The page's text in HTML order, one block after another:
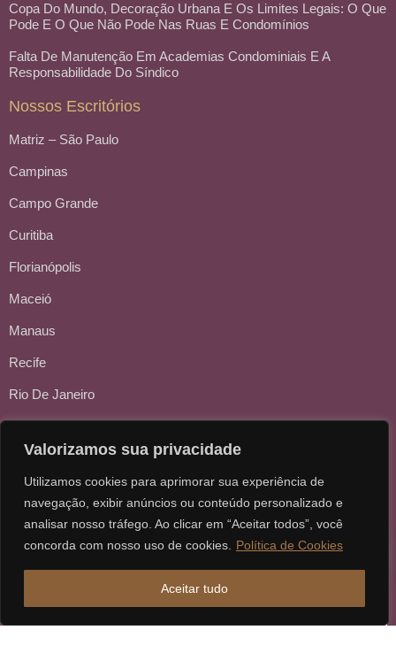
Valorizamos sua privacidade
Utilizamos cookies para aprimorar sua experiência de
navegação, exibir anúncios ou conteúdo personalizado e
analisar nosso tráfego. Ao clicar em “Aceitar todos”, você
concorda com nosso uso de cookies.
Política de Cookies
Aceitar tudo
Copa Do Mundo, Decoração Urbana E Os Limites Legais: O Que
Pode E O Que Não Pode Nas Ruas E Condomínios
Falta De Manutenção Em Academias Condominiais E A
Responsabilidade Do Síndico
Nossos Escritórios
Matriz – São Paulo
Campinas
Campo Grande
Curitiba
Florianópolis
Maceió
Manaus
Recife
Rio De Janeiro
Salvador
São Carlos
Sorocaba